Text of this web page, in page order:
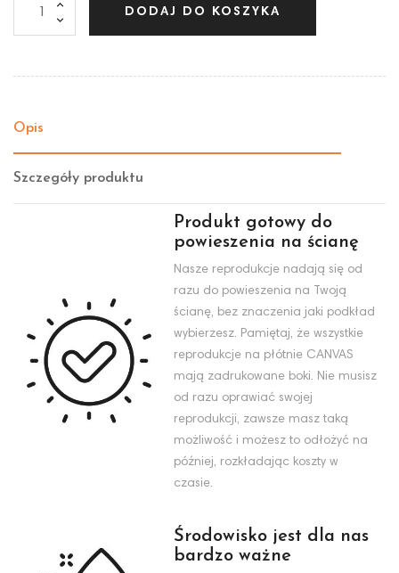
DODAJ DO KOSZYKA
Opis
Szczegóły produktu
Produkt gotowy do
powieszenia na ścianę
Nasze reprodukcje nadają się od
razu do powieszenia na Twoją
ścianę, bez znaczenia jaki podkład
wybierzesz. Pamiętaj, że wszystkie
reprodukcje na płótnie CANVAS
mają zadrukowane boki. Nie musisz
od razu oprawiać swojej
reprodukcji, zawsze masz taką
możliwość i możesz to odłożyć na
później, rozkładając koszty w
czasie.
Środowisko jest dla nas
bardzo ważne